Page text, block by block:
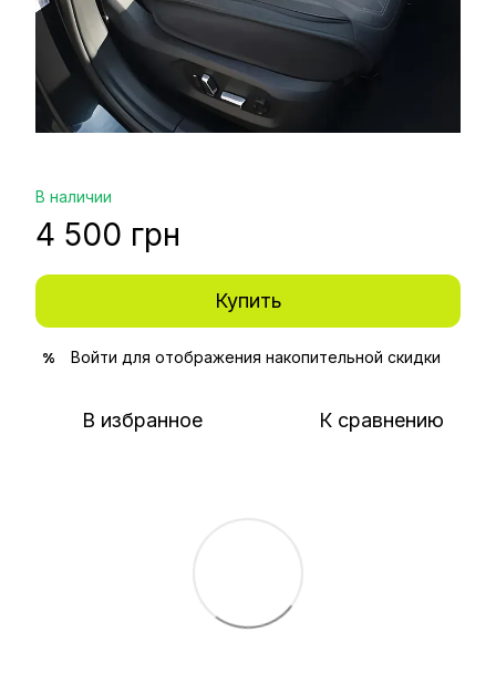
В наличии
4 500 грн
Купить
% Войти для отображения накопительной скидки
В избранное К сравнению